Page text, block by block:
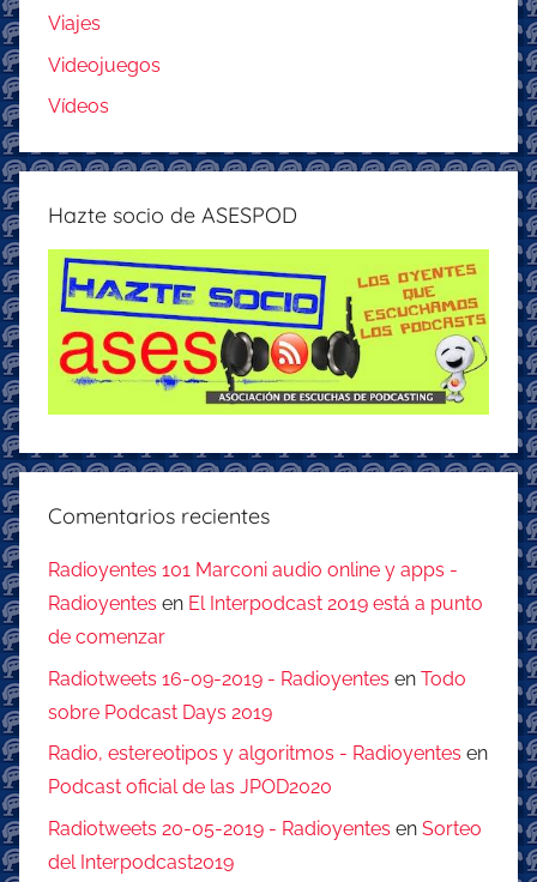
Viajes
Videojuegos
Vídeos
Hazte socio de ASESPOD
Comentarios recientes
Radioyentes 101 Marconi audio online y apps -
Radioyentes en El Interpodcast 2019 está a punto
de comenzar
Radiotweets 16-09-2019 - Radioyentes en Todo
sobre Podcast Days 2019
Radio, estereotipos y algoritmos - Radioyentes en
Podcast oficial de las JPOD2020
Radiotweets 20-05-2019 - Radioyentes en Sorteo
del Interpodcast2019